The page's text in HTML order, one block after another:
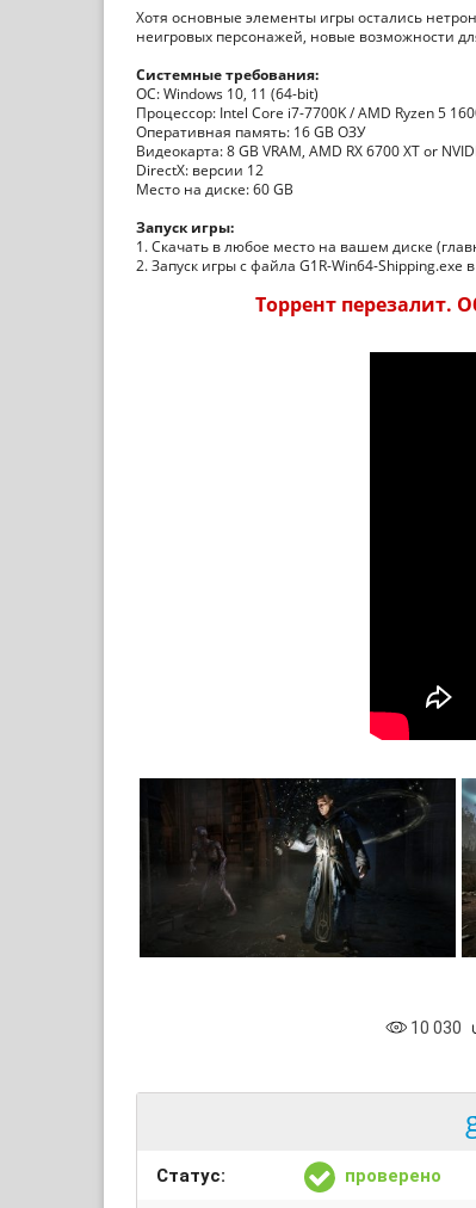
Хотя основные элементы игры остались
неигровых персонажей, новые возможности
Системные требования:
ОС: Windows 10, 11 (64-bit)
Процессор: Intel Core i7-7700K / AMD Ryzen 5
Оперативная память: 16 GB ОЗУ
Видеокарта: 8 GB VRAM, AMD RX 6700 XT or
DirectX: версии 12
Место на диске: 60 GB
Запуск игры:
1. Скачать в любое место на вашем диске
2. Запуск игры с файла G1R-Win64-Shipping.exe
Торрент перезалит.
10 030
Статус: проверено